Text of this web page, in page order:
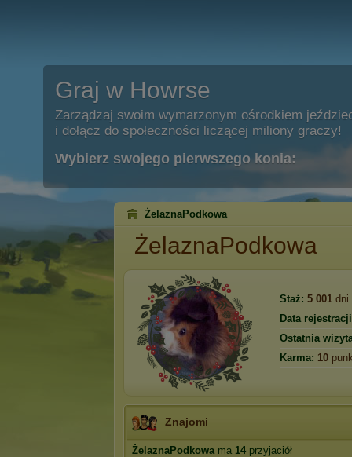
Graj w Howrse
Zarządzaj swoim wymarzonym ośrodkiem
i dołącz do społeczności liczącej miliony graczy!
Wybierz swojego pierwszego konia:
ŻelaznaPodkowa
ŻelaznaPodkowa
Staż: 5 001 dni
Data
Ostatnia
Karma: 10
Znajomi
ŻelaznaPodkowama 14 przyjaciół